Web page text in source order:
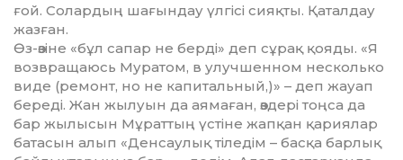
ғой. Со­лардың шағындау үлгісі сияқты. Қа­талдау
жазған.
Өз-өзіне «бұл сапар не берді» деп сұрақ қояды. «Я
возвращаюсь Му­ратом, в улучшенном несколько
виде (ремонт, но не капитальный,)» – деп жауап
береді. Жан жылуын да ая­маған, өздері тоңса да
бар жылысын Мұраттың үстіне жапқан қа­рия­лар
батасын алып «Денсаулық тіледім – басқа барлық